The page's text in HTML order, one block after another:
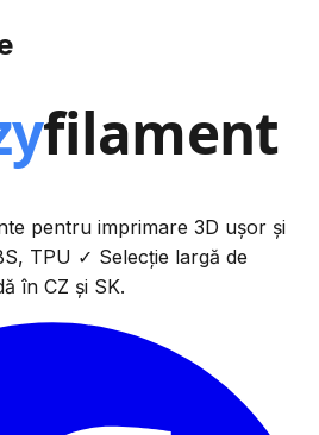
pentru imprimare 3D ușor și
TPU ✓ Selecție largă de
în CZ și SK.